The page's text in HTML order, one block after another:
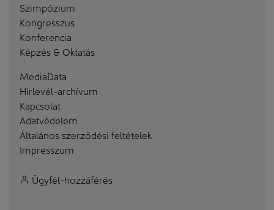
Szimpózium
Kongresszus
Konferencia
Képzés & Oktatás
MediaData
Hírlevél-archívum
Kapcsolat
Adatvédelem
Általános szerződési feltételek
Impresszum
Ügyfél-hozzáférés